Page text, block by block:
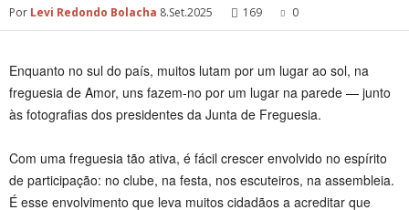
Por Levi Redondo Bolacha 8.Set.2025 169 0
Enquanto no sul do país, muitos lutam por um lugar ao sol, na
freguesia de Amor, uns fazem-no por um lugar na parede — junto
às fotografias dos presidentes da Junta de Freguesia.
Com uma freguesia tão ativa, é fácil crescer envolvido no espírito
de participação: no clube, na festa, nos escuteiros, na assembleia.
É esse envolvimento que leva muitos cidadãos a acreditar que